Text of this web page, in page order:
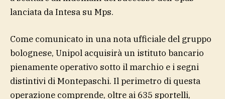
lanciata da Intesa su Mps.
Come comunicato in una nota ufficiale del gruppo
bolognese, Unipol acquisirà un istituto bancario
pienamente operativo sotto il marchio e i segni
distintivi di Montepaschi. Il perimetro di questa
operazione comprende, oltre ai 635 sportelli,